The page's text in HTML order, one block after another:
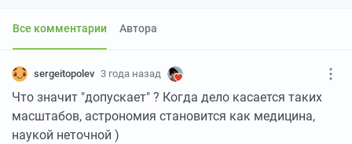
Все комментарии Автора
sergeitopolev 3 года назад
Что значит "допускает" ? Когда дело касается таких
масштабов, астрономия становится как медицина,
наукой неточной )